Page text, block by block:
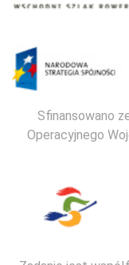
Sfinansowano
Operacyjnego